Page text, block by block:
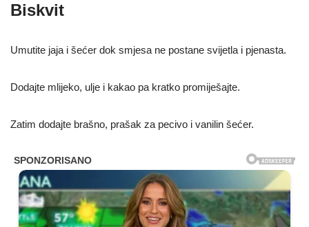
Biskvit
Umutite jaja i šećer dok smjesa ne postane svijetla i pjenasta.
Dodajte mlijeko, ulje i kakao pa kratko promiješajte.
Zatim dodajte brašno, prašak za pecivo i vanilin šećer.